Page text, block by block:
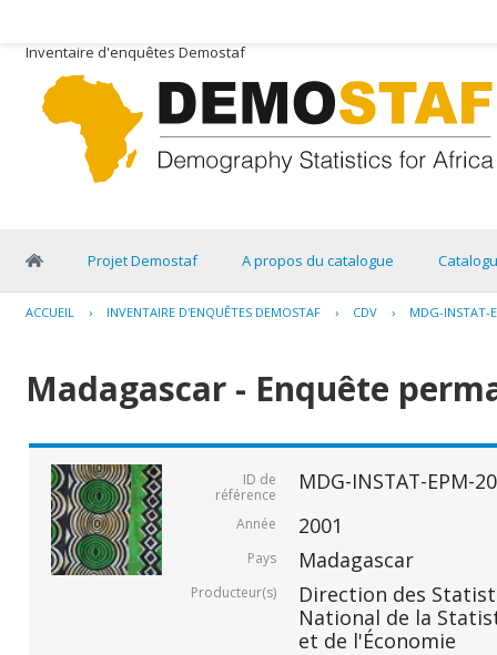
Inventaire d'enquêtes Demostaf
Projet Demostaf A propos du catalogue
ACCUEIL › INVENTAIRE D'ENQUÊTES DEMOSTAF › CDV › MDG-INSTAT-
Madagascar - Enquête
ID de
référence
MDG-INSTAT-EPM-
Année 2001
Pays Madagascar
Producteur(s)
Direction des
National de la
et de l'Économie